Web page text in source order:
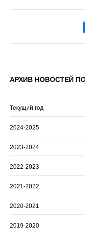
АРХИВ НОВОСТЕЙ
Текущий год
2024-2025
2023-2024
2022-2023
2021-2022
2020-2021
2019-2020